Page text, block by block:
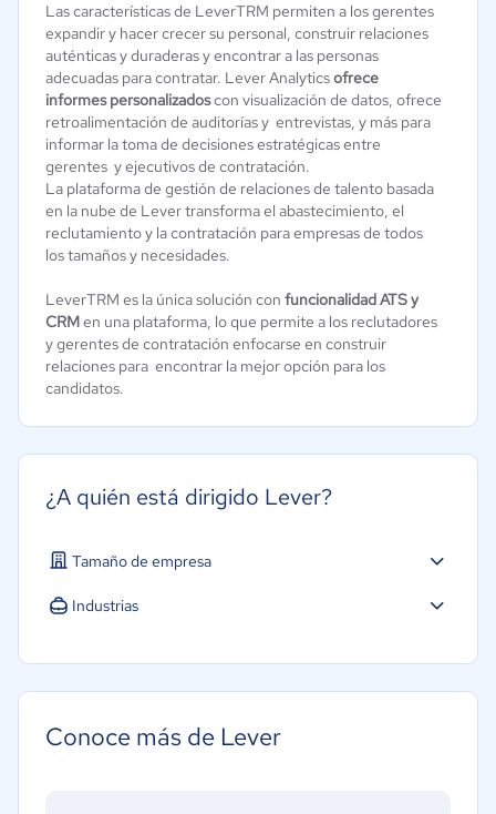
Las características de LeverTRM permiten a los gerentes
expandir y hacer crecer su personal, construir relaciones
auténticas y duraderas y encontrar a las personas
adecuadas para contratar. Lever Analyticsofrece
informes personalizadoscon visualización de datos, ofrece
retroalimentación de auditorías y entrevistas, y más para
informar la toma de decisiones estratégicas entre
gerentes y ejecutivos de contratación.
La plataforma de gestión de relaciones de talento basada
en la nube de Lever transforma el abastecimiento, el
reclutamiento y la contratación para empresas de todos
los tamaños y necesidades.
LeverTRM es la única solución con funcionalidad ATS y
CRMen una plataforma, lo que permite a los reclutadores
y gerentes de contratación enfocarse en construir
relaciones para encontrar la mejor opción para los
candidatos.
¿A quién está dirigido Lever?
Tamaño de empresa
Industrias
Conoce más de Lever